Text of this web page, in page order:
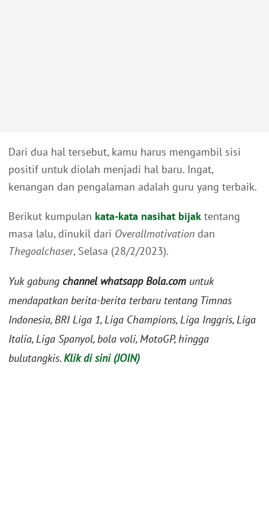
Dari dua hal tersebut, kamu harus mengambil sisi
positif untuk diolah menjadi hal baru. Ingat,
kenangan dan pengalaman adalah guru yang terbaik.
Berikut kumpulan kata-kata nasihat bijak tentang
masa lalu, dinukil dari Overallmotivation dan
Thegoalchaser, Selasa (28/2/2023).
Yuk gabung channel whatsapp Bola.com untuk
mendapatkan berita-berita terbaru tentang Timnas
Indonesia, BRI Liga 1, Liga Champions, Liga Inggris, Liga
Italia, Liga Spanyol, bola voli, MotoGP, hingga
bulutangkis.Klik di sini (JOIN)